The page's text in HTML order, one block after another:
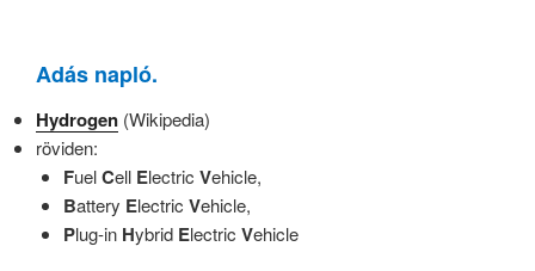
Adás napló.
Hydrogen (Wikipedia)
röviden:
FuelCell Electric Vehicle,
Battery Electric Vehicle,
Plug-in Hybrid Electric Vehicle